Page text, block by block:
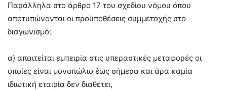
Παράλληλα στο άρθρο 17 του σχεδίου νόμου όπου
αποτυπώνονται οι προϋποθέσεις συμμετοχής στο
διαγωνισμό:
α) απαιτείται εμπειρία στις υπεραστικές μεταφορές οι
οποίες είναι μονοπώλιο έως σήμερα και άρα καμία
ιδιωτική εταιρία δεν διαθέτει,